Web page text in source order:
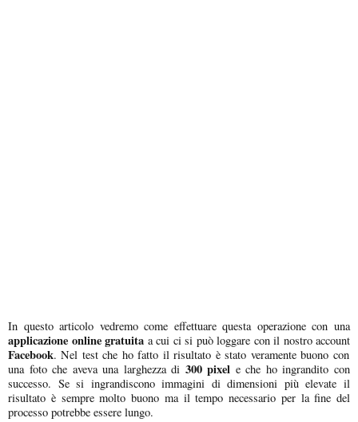
In questo articolo vedremo come effettuare questa operazione con una
applicazione online gratuita a cui ci si può loggare con il nostro account
Facebook. Nel test che ho fatto il risultato è stato veramente buono con
una foto che aveva una larghezza di 300 pixel e che ho ingrandito con
successo. Se si ingrandiscono immagini di dimensioni più elevate il
risultato è sempre molto buono ma il tempo necessario per la fine del
processo potrebbe essere lungo.